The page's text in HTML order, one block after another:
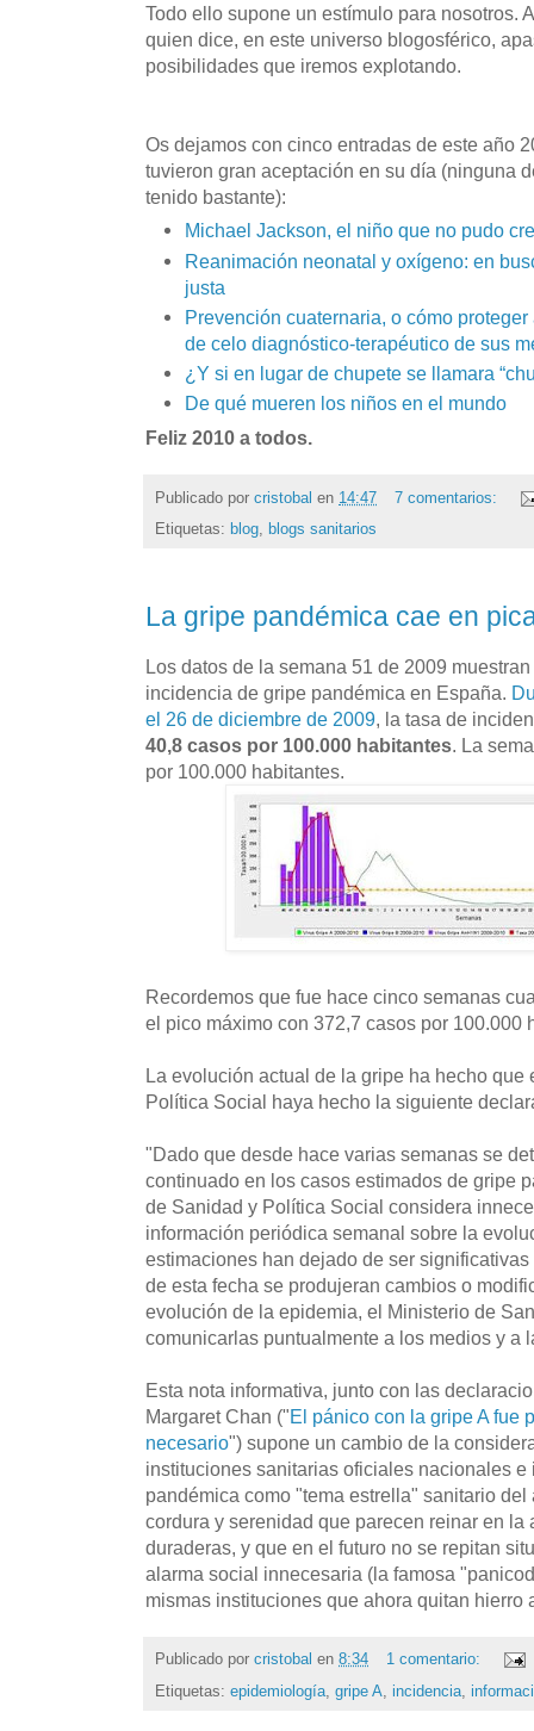
Todo ello supone un estímulo para nosotros.
quien dice, en este universo blogosférico,
posibilidades que iremos explotando.
Os dejamos con cinco entradas de este año
tuvieron gran aceptación en su día (ninguna
tenido bastante):
Michael Jackson, el niño que no pudo
Reanimación neonatal y oxígeno: en
justa
Prevención cuaternaria, o cómo
de celo diagnóstico-terapéutico de sus
¿Y si en lugar de chupete se llamara
De qué mueren los niños en el mundo
Feliz 2010 a todos.
Publicado por cristobal en 14:47
7 comentarios:
Etiquetas: blog, blogs sanitarios
La gripe pandémica cae en
Los datos de la semana 51 de 2009
incidencia de gripe pandémica en España.
el 26 de diciembre de 2009, la tasa de
40,8 casos por 100.000 habitantes. La
por 100.000 habitantes.
Recordemos que fue hace cinco semanas
el pico máximo con 372,7 casos por 100.000
La evolución actual de la gripe ha hecho que
Política Social haya hecho la siguiente
"Dado que desde hace varias semanas se
continuado en los casos estimados de gripe
de Sanidad y Política Social considera
información periódica semanal sobre la
estimaciones han dejado de ser
de esta fecha se produjeran cambios o
evolución de la epidemia, el Ministerio de
comunicarlas puntualmente a los medios y a
Esta nota informativa, junto con las
Margaret Chan ("El pánico con la gripe A fue
necesario") supone un cambio de la
instituciones sanitarias oficiales nacionales
pandémica como "tema estrella" sanitario
cordura y serenidad que parecen reinar en
duraderas, y que en el futuro no se repitan
alarma social innecesaria (la famosa
mismas instituciones que ahora quitan hierro
Publicado por cristobal en 8:34
1 comentario:
Etiquetas: epidemiología, gripe A, incidencia,